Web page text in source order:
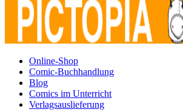
Online-Shop
Comic-Buchhandlung
Blog
Comics im Unterricht
Verlagsauslieferung